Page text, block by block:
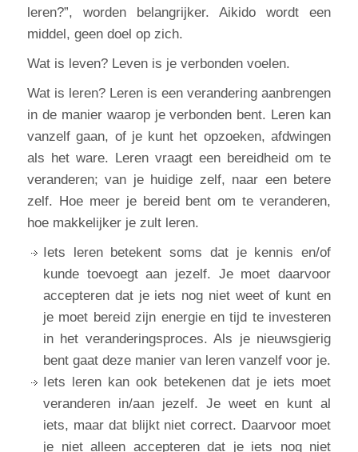
leren?”, worden belangrijker. Aikido wordt een
middel, geen doel op zich.
Wat is leven? Leven is je verbonden voelen.
Wat is leren? Leren is een verandering aanbrengen
in de manier waarop je verbonden bent. Leren kan
vanzelf gaan, of je kunt het opzoeken, afdwingen
als het ware. Leren vraagt een bereidheid om te
veranderen; van je huidige zelf, naar een betere
zelf. Hoe meer je bereid bent om te veranderen,
hoe makkelijker je zult leren.
Iets leren betekent soms dat je kennis en/of
kunde toevoegt aan jezelf. Je moet daarvoor
accepteren dat je iets nog niet weet of kunt en
je moet bereid zijn energie en tijd te investeren
in het veranderingsproces. Als je nieuwsgierig
bent gaat deze manier van leren vanzelf voor je.
Iets leren kan ook betekenen dat je iets moet
veranderen in/aan jezelf. Je weet en kunt al
iets, maar dat blijkt niet correct. Daarvoor moet
je niet alleen accepteren dat je iets nog niet